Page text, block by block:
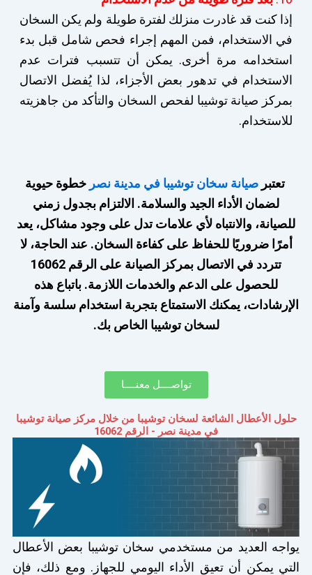
إذا كنت قد غادرت منزلك لفترة طويلة ولم يكن السخان
في الاستخدام، فمن المهم إجراء فحص شامل قبل بدء
استخدامه مرة أخرى. يمكن أن تتسبب فترات عدم
الاستخدام في تدهور بعض الأجزاء، لذا يُفضل الاتصال
بمركز صيانة توشيبا لفحص السخان والتأكد من جاهزيته
للاستخدام.
تعتبرصيانة سخان توشيبا في مدينة نصرخطوة حيوية
لضمان الأداء الجيد والسلامة. الالتزام بجدول زمني
للصيانة، والانتباه لأي علامات تدل على وجود مشاكل، يعد
أمرًا ضروريًا للحفاظ على كفاءة السخان. عند الحاجة، لا
تتردد في الاتصال بمركز الصيانة على الرقم 16062
للحصول على الدعم والخدمات اللازمة. باتباع هذه
الإرشادات، يمكنك الاستمتاع بتجربة استخدام سلسة وآمنة
لسخان توشيبا الخاص بك.
تواصــــل معنــــا
حلول الأعطال الشائعة لسخان توشيبا من خلال مركز صيانة توشيبا
في مدينة نصر - الرقم 16062
يواجه العديد من مستخدمي سخان توشيبا بعض الأعطال
التي يمكن أن تعيق الأداء اليومي للجهاز. ومع ذلك، فإن